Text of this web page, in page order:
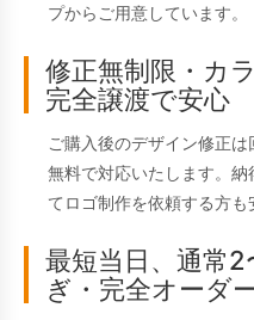
プからご用意しています。
修正無制限・カ
完全譲渡で安心
ご購入後のデザイン修正
無料で対応いたします。
てロゴ制作を依頼する方も
最短当日、通常
ぎ・完全オーダ